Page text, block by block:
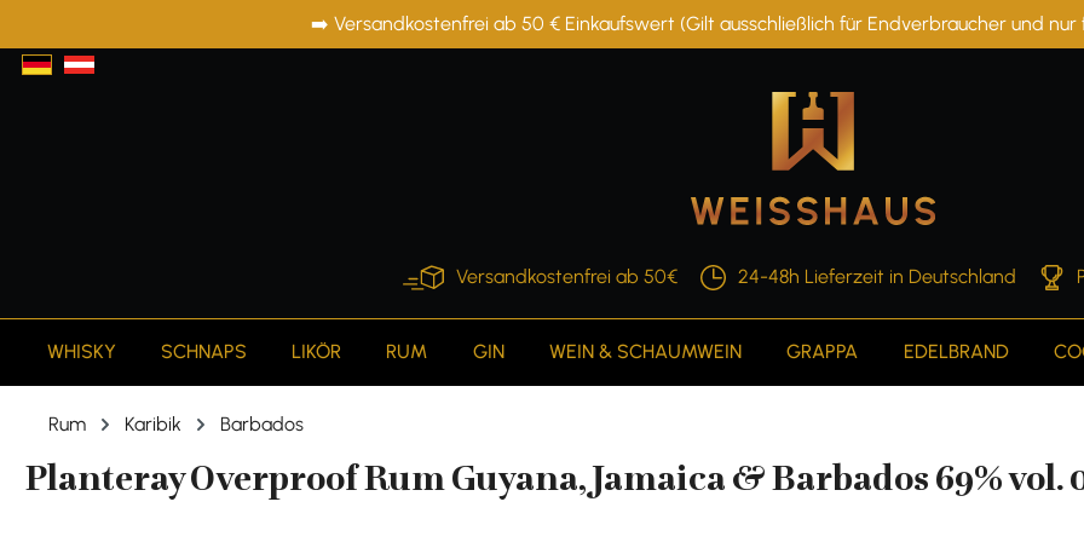
Zur Hauptnavigation springen➡️ Versandkostenfrei ab 50 € Einkaufswert (Gilt ausschließlich für Endverbraucher und
Versandkostenfrei ab 50€ 24-48h Lieferzeit in Deutschland
WHISKY SCHNAPS LIKÖR RUM GIN WEIN & SCHAUMWEIN GRAPPA EDELBRAND
Rum Karibik Barbados
Planteray Overproof Rum Guyana, Jamaica & Barbados 69% vol.